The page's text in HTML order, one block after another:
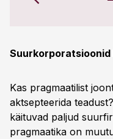
Kas pragmaatilist
aktsepteerida
käituvad paljud
pragmaatika on